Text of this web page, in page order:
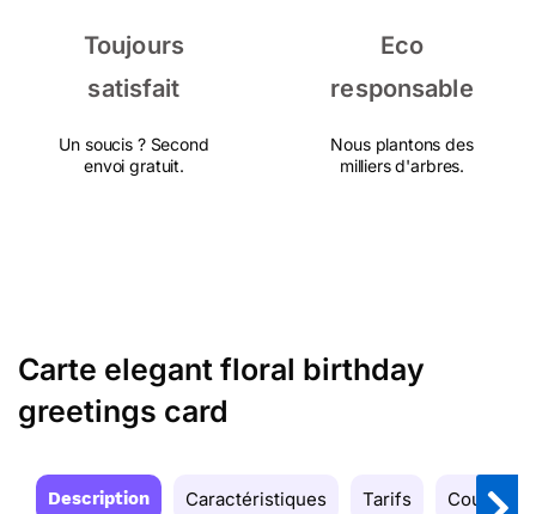
Toujours
satisfait
Un soucis ? Second
envoi gratuit.
Eco
responsable
Nous plantons des
milliers d'arbres.
Carte elegant floral birthday
greetings card
Description Caractéristiques Tarifs Couleurs